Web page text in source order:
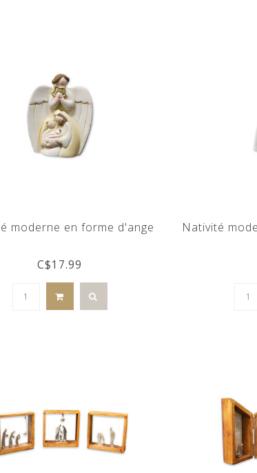
moderne en forme d'ange
C$17.99
Nativité